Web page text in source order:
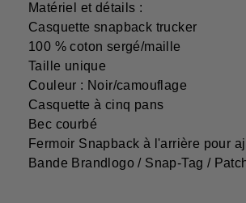
Matériel et détails :
Casquette snapback trucker
100 % coton sergé/maille
Taille unique
Couleur : Noir/camouflage
Casquette à cinq pans
Bec courbé
Fermoir Snapback à l'arrière pour
Bande Brandlogo / Snap-Tag /